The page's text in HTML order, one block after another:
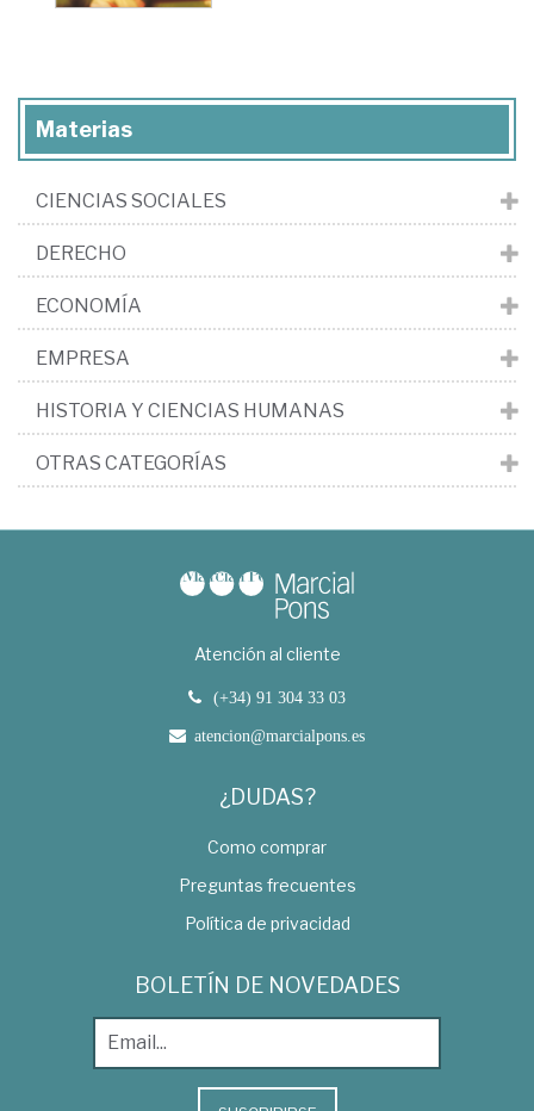
Materias
CIENCIAS SOCIALES
DERECHO
ECONOMÍA
EMPRESA
HISTORIA Y CIENCIAS HUMANAS
OTRAS CATEGORÍAS
Atención al cliente
(+34) 91 304 33 03
atencion@marcialpons.es
¿DUDAS?
Como comprar
Preguntas frecuentes
Política de privacidad
BOLETÍN DE NOVEDADES